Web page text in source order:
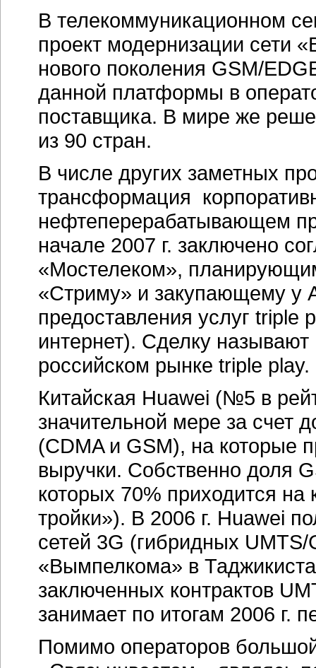
В телекоммуникационном
проект модернизации
нового поколения GSM/
данной платформы в
поставщика. В мире же
из 90 стран.
В числе других заметных
трансформация
нефтеперерабатывающем
начале 2007 г. заключено
«Мостелеком»,
«Стриму» и закупающему у
предоставления услуг triple
интернет). Сделку
российском рынке triple play.
Китайская Huawei (№5 в
значительной мере за счет
(CDMA и GSM), на которые
выручки. Собственно доля
которых 70% приходится
тройки»). В 2006 г. Huawei
сетей 3G (гибридных
«Вымпелкома» в
заключенных контрактов
занимает по итогам 2006 г.
Помимо операторов